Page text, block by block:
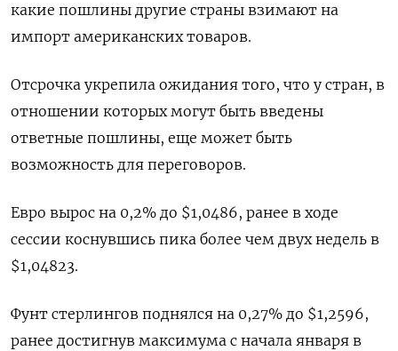
какие пошлины другие страны взимают на
импорт американских товаров.
Отсрочка укрепила ожидания того, что у стран, в
отношении которых могут быть введены
ответные пошлины, еще может быть
возможность для переговоров.
Евро вырос на 0,2% до $1,0486​, ранее в ходе
сессии коснувшись пика более чем двух недель в
$1,04823.
Фунт стерлингов поднялся на 0,27% до $1,2596​,
ранее достигнув максимума с начала января в